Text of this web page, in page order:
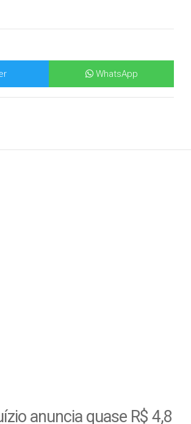
WhatsApp
anuncia quase R$ 4,8